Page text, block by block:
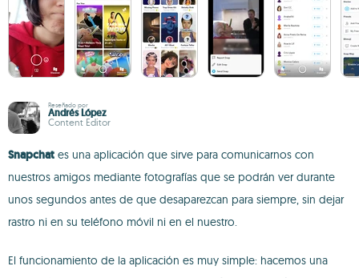
Reseñado por
Andrés López
Content Editor
Snapchat es una aplicación que sirve para comunicarnos con
nuestros amigos mediante fotografías que se podrán ver durante
unos segundos antes de que desaparezcan para siempre, sin dejar
rastro ni en su teléfono móvil ni en el nuestro.
El funcionamiento de la aplicación es muy simple: hacemos una